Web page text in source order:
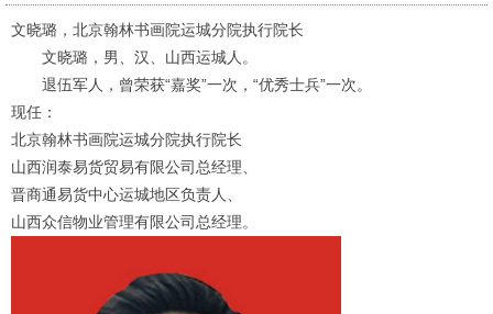
文晓璐，北京翰林书画院运城分院执行院长
文晓璐，男、汉、山西运城人。
退伍军人，曾荣获“嘉奖”一次，“优秀士兵”一次。
现任：
北京翰林书画院运城分院执行院长
山西润泰易货贸易有限公司总经理、
晋商通易货中心运城地区负责人、
山西众信物业管理有限公司总经理。